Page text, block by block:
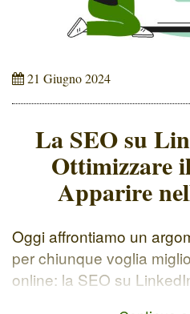
21 Giugno 2024
La SEO su
Ottimizzare
Apparire
Oggi affrontiamo un
per chiunque voglia
online: la SEO su